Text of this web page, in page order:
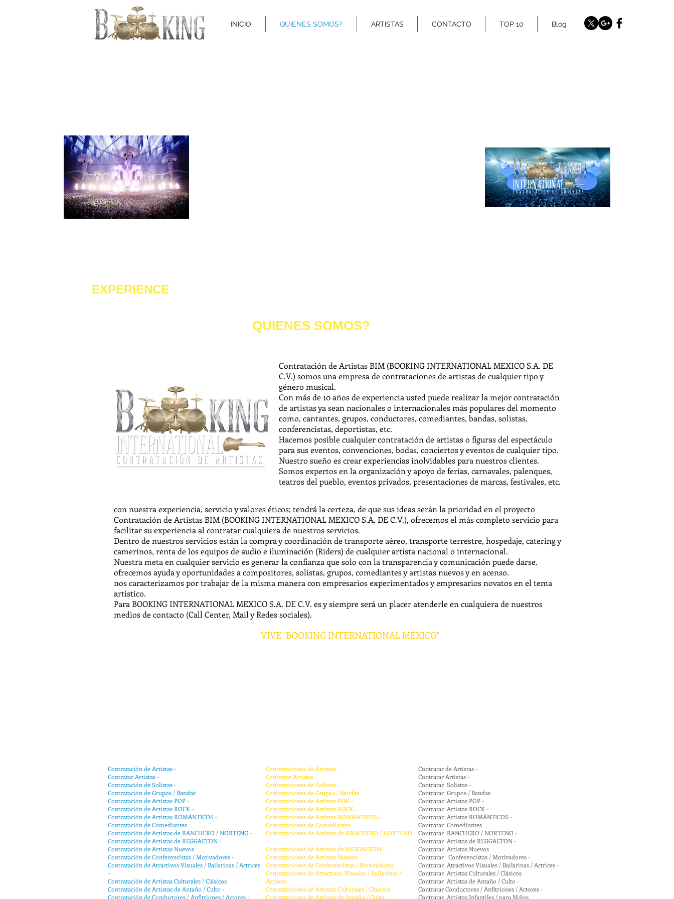
INICIO QUIENES SOMOS? ARTISTAS CONTACTO TOP 10 Blog
EXPERIENCE
QUIENES SOMOS?
Contratación de Artistas BIM (BOOKING INTERNATIONAL MEXICO S.A. DE
C.V.) somos una empresa de contrataciones de artistas de cualquier tipo y
género musical.
Con más de 10 años de experiencia usted puede realizar la mejor contratación
de artistas ya sean nacionales o internacionales más populares del momento
como, cantantes, grupos, conductores, comediantes, bandas, solistas,
conferencistas, deportistas, etc.
Hacemos posible cualquier contratación de artistas o figuras del espectáculo
para sus eventos, convenciones, bodas, conciertos y eventos de cualquier tipo.
Nuestro sueño es crear experiencias inolvidables para nuestros clientes.
Somos expertos en la organización y apoyo de ferias, carnavales, palenques,
teatros del pueblo, eventos privados, presentaciones de marcas, festivales, etc.
con nuestra experiencia, servicio y valores éticos; tendrá la certeza, de que sus ideas serán la prioridad en el proyecto
Contratación de Artistas BIM (BOOKING INTERNATIONAL MEXICO S.A. DE C.V.), ofrecemos el más completo servicio para
facilitar su experiencia al contratar cualquiera de nuestros servicios.
Dentro de nuestros servicios están la compra y coordinación de transporte aéreo, transporte terrestre, hospedaje, catering y
camerinos, renta de los equipos de audio e iluminación (Riders) de cualquier artista nacional o internacional.
Nuestra meta en cualquier servicio es generar la confianza que solo con la transparencia y comunicación puede darse.
ofrecemos ayuda y oportunidades a compositores, solistas, grupos, comediantes y artistas nuevos y en acenso.
nos caracterizamos por trabajar de la misma manera con empresarios experimentados y empresarios novatos en el tema
artístico.
Para BOOKING INTERNATIONAL MEXICO S.A. DE C.V. es y siempre será un placer atenderle en cualquiera de nuestros
medios de contacto (Call Center, Mail y Redes sociales).
VIVE "BOOKING INTERNATIONAL MÉXICO"
Contratación de Artistas -
Contratar Artistas -
Contratación de Solistas -
Contratación de Grupos / Bandas
Contratación de Artistas POP -
Contratación de Artistas ROCK -
Contratación de Artistas ROMÁNTICOS -
Contratación de Comediantes
Contratación de Artistas de RANCHERO / NORTEÑO -
Contratación de Artistas de REGGAETON -
Contratación de Artistas Nuevos
Contratación de Conferencistas / Motivadores -
Contratación de Atractivos Visuales / Bailarinas / Actrices
-
Contratación de Artistas Culturales / Clásicos
Contratación de Artistas de Antaño / Culto -
Contratación de Conductores / Anfitriones / Actores -
Contrataciones de Artistas -
Contratar Artistas -
Contrataciones de Solistas -
Contrataciones de Grupos / Bandas
Contrataciones de Artistas POP -
Contrataciones de Artistas ROCK -
Contrataciones de Artistas ROMÁNTICOS -
Contrataciones de Comediantes
Contrataciones de Artistas de RANCHERO / NORTEÑO
-
Contrataciones de Artistas de REGGAETON -
Contrataciones de Artistas Nuevos
Contrataciones de Conferencistas / Motivadores -
Contrataciones de Atractivos Visuales / Bailarinas /
Actrices -
Contrataciones de Artistas Culturales / Clásicos
Contrataciones de Artistas de Antaño / Culto -
Contratar de Artistas -
Contratar Artistas -
Contratar Solistas -
Contratar Grupos / Bandas
Contratar Artistas POP -
Contratar Artistas ROCK -
Contratar Artistas ROMÁNTICOS -
Contratar Comediantes
Contratar RANCHERO / NORTEÑO -
Contratar Artistas de REGGAETON -
Contratar Artistas Nuevos
Contratar Conferencistas / Motivadores -
Contratar Atractivos Visuales / Bailarinas / Actrices -
Contratar Artistas Culturales / Clásicos
Contratar Artistas de Antaño / Culto -
Contratar Conductores / Anfitriones / Actores -
Contratar Artistas Infantiles / para Niños